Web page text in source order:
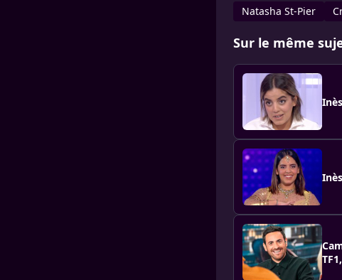
Natasha St-Pier
Sur le même